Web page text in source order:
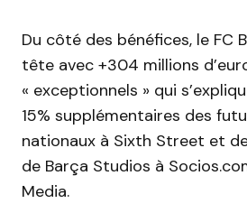
Du côté des bénéfices, le FC
tête avec +304 millions
« exceptionnels » qui
15% supplémentaires des
nationaux à Sixth Street et
de Barça Studios à
Media.